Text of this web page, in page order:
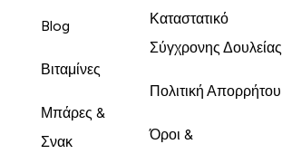
Blog
Βιταμίνες
Μπάρες &
Σνακ
Καταστατικό
Σύγχρονης Δουλείας
Πολιτική Απορρήτου
Όροι &